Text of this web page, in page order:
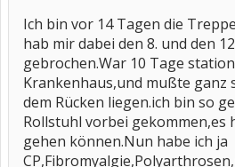
Ich bin vor 14 Tagen die
hab mir dabei den 8. und den
gebrochen.War 10 Tage
Krankenhaus,und mußte ganz
dem Rücken liegen.ich bin so
Rollstuhl vorbei gekommen,es
gehen können.Nun habe ich ja